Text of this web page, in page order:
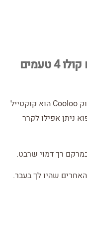
על המוצר: קוקטיילים מוכנים קולו 4 טעמים
קוקטייל מוכנים קולו קוקטייל מוכן בשלוק Cooloo הוא קוקטייל
ניתן אפילו לקרר
רך דמוי שרבט.